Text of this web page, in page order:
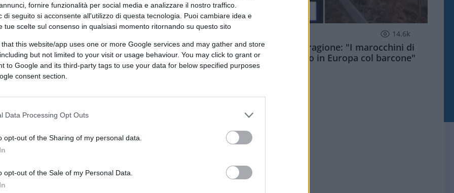
fornire funzionalità per social media e analizzare il nostro traffico.
di seguito si acconsente all'utilizzo di questa tecnologia. Puoi cambiare idea e
tue scelte sul consenso in qualsiasi momento ritornando su questo sito
that this website/app uses one or more Google services and may gather and store
but not limited to your visit or usage behaviour. You may click to grant or
to Google and its third-party tags to use your data for below specified purposes
consent section.
Data Processing Opt Outs
opt-out of the Sharing of my personal data.
opt-out of the Sale of my Personal Data.
su Google CLICCA QUI
europee sul fallimento delle banche, il
sembrano non valere soprattutto per la
le proprie banche con
14.6k
Meloni aveva ragione: "I marocchini di
Ceuta sbarcano in Europa col barcone"